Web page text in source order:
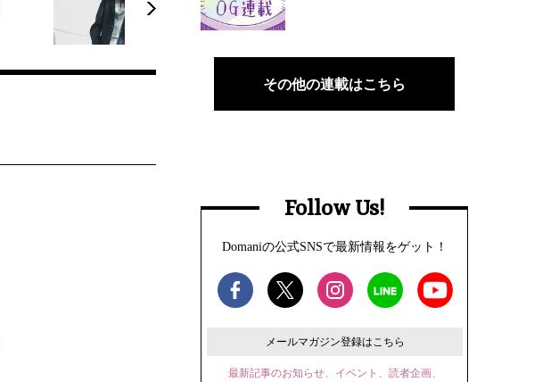
その他の連載はこちら
Follow Us!
Domaniの公式SNSで最新情報をゲット！
メールマガジン登録はこちら
最新記事のお知らせ、イベント、読者企画、